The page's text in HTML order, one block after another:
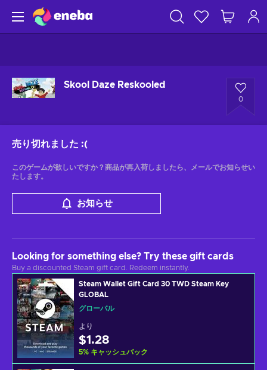
Skool Daze Reskooled
0
売り切れました :(
このゲームが欲しいですか？商品が再入荷しましたら、メールでお知らせい
たします。
お知らせ
Looking for something else? Try these gift cards
Buy a discounted Steam gift card. Redeem instantly.
Steam Wallet Gift Card 30 TWD Steam Key
GLOBAL
グローバル
より
$1.28
5% キャッシュバック